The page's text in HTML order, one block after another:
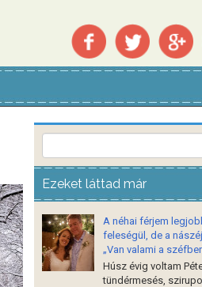
Ezeket láttad már
A néhai férjem
feleségül, de a
„Van valami a
Húsz évig voltam
tündérmesés,